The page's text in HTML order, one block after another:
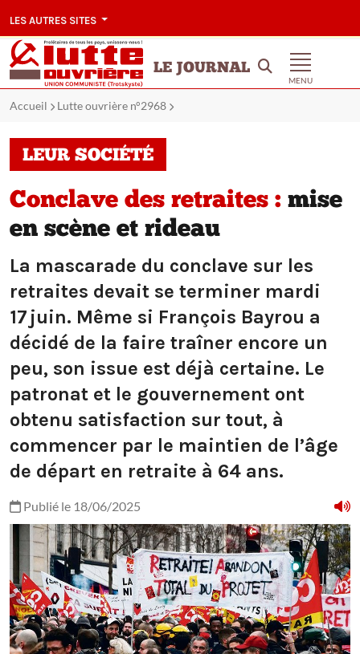
LES AUTRES SITES
LE JOURNAL
MENU
Accueil Lutte ouvrière n°2968
LEUR SOCIÉTÉ
Conclave des retraites : mise
en scène et rideau
La mascarade du conclave sur les
retraites devait se terminer mardi
17 juin. Même si François Bayrou a
décidé de la faire traîner encore un
peu, son issue est déjà certaine. Le
patronat et le gouvernement ont
obtenu satisfaction sur tout, à
commencer par le maintien de l’âge
de départ en retraite à 64 ans.
Publié le 18/06/2025